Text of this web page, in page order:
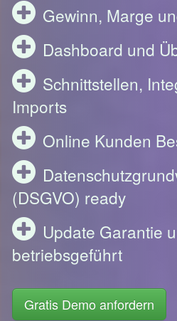
Gewinn, Marge
Dashboard und
Schnittstellen,
Imports
Online Kunden
(DSGVO) ready
Update Garantie
betriebsgeführt
Gratis Demo anfordern